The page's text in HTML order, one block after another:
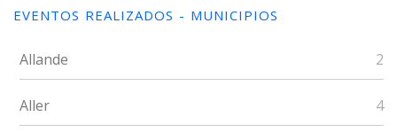
EVENTOS REALIZADOS - MUNICIPIOS
Allande 2
Aller 4